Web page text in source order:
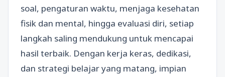
soal, pengaturan waktu, menjaga kesehatan
fisik dan mental, hingga evaluasi diri, setiap
langkah saling mendukung untuk mencapai
hasil terbaik. Dengan kerja keras, dedikasi,
dan strategi belajar yang matang, impian